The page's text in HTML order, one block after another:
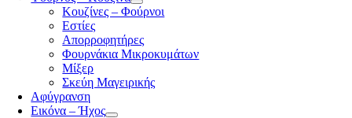
Κουζίνες – Φούρνοι
Εστίες
Απορροφητήρες
Φουρνάκια Μικροκυμάτων
Μίξερ
Σκεύη Μαγειρικής
Αφύγρανση
Εικόνα – Ήχος